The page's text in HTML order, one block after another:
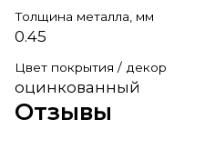
Толщина металла, мм
0.45
Цвет покрытия / декор
оцинкованный
Отзывы